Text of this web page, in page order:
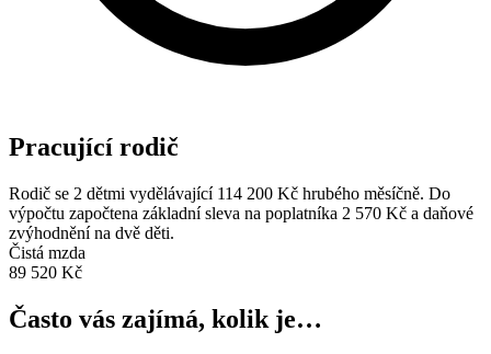
Pracující rodič
Rodič se 2 dětmi vydělávající 114 200 Kč hrubého měsíčně. Do
výpočtu započtena základní sleva na poplatníka 2 570 Kč a daňové
zvýhodnění na dvě děti.
Čistá mzda
89 520 Kč
Často vás zajímá, kolik je…